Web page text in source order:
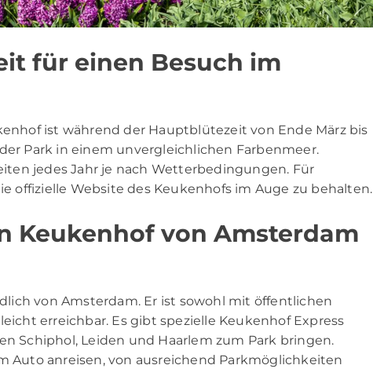
für einen Besuch im
ist während der Hauptblütezeit von Ende März bis
Park in einem unvergleichlichen Farbenmeer.
jedes Jahr je nach Wetterbedingungen. Für
offizielle Website des Keukenhofs im Auge zu behalten.
Keukenhof von Amsterdam
von Amsterdam. Er ist sowohl mit öffentlichen
erreichbar. Es gibt spezielle Keukenhof Express
Schiphol, Leiden und Haarlem zum Park bringen.
Auto anreisen, von ausreichend Parkmöglichkeiten